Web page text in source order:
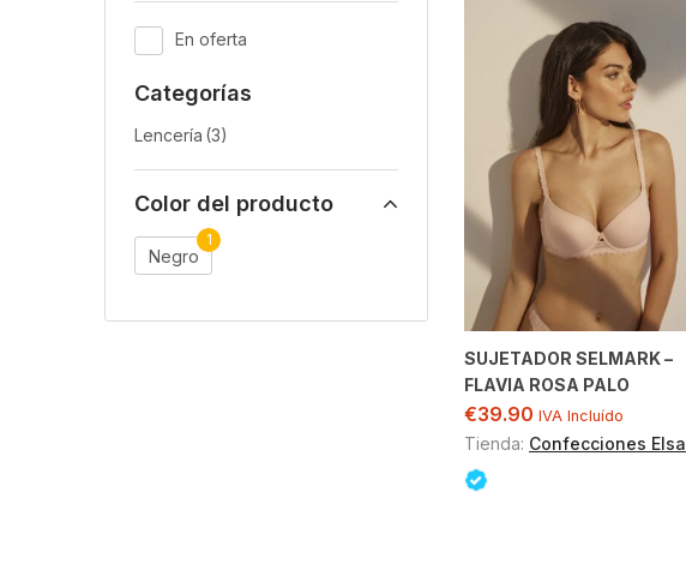
En oferta
Categorías
Lencería (3)
Color del producto
1
Negro
SUJETADOR SELMARK –
FLAVIA ROSA PALO
€39.90 IVA Incluído
Tienda: Confecciones Elsa